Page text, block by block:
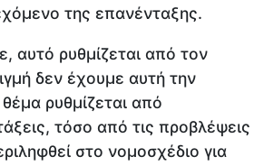
της επανένταξης.
αυτό ρυθμίζεται από τον
δεν έχουμε αυτή την
θέμα ρυθμίζεται από
τόσο από τις προβλέψεις
στο νομοσχέδιο για